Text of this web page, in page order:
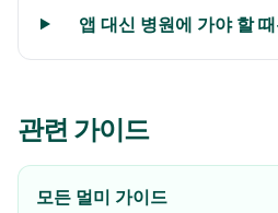
앱 대신 병원에 가야 할
관련 가이드
모든 멀미 가이드